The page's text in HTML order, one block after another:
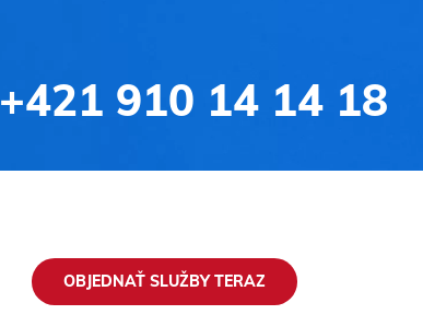
+421 910 14 14 18
OBJEDNAŤ SLUŽBY TERAZ